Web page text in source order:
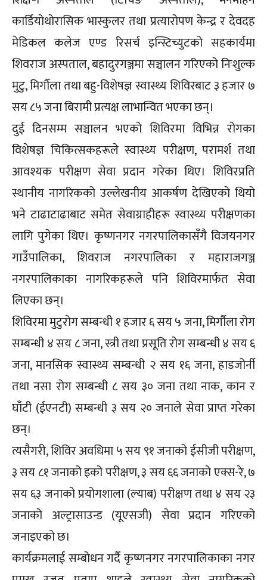
कार्डियोथोरासिक भास्कुलर तथा प्रत्यारोपण केन्द्र र देवदह
मेडिकल कलेज एण्ड रिसर्च इन्स्टिच्युटको सहकार्यमा
शिवराज अस्पताल, बहादुरगञ्जमा सञ्चालन गरिएको निःशुल्क
मुटु, मिर्गौला तथा बहु-विशेषज्ञ स्वास्थ्य शिविरबाट ३ हजार ७
सय ८५ जना बिरामी प्रत्यक्ष लाभान्वित भएका छन्।
दुई दिनसम्म सञ्चालन भएको शिविरमा विभिन्न रोगका
विशेषज्ञ चिकित्सकहरूले स्वास्थ्य परीक्षण, परामर्श तथा
आवश्यक परीक्षण सेवा प्रदान गरेका थिए। शिविरप्रति
स्थानीय नागरिकको उल्लेखनीय आकर्षण देखिएको थियो
भने टाढाटाढाबाट समेत सेवाग्राहीहरू स्वास्थ्य परीक्षणका
लागि पुगेका थिए। कृष्णनगर नगरपालिकासँगै विजयनगर
गाउँपालिका, शिवराज नगरपालिका र महाराजगञ्ज
नगरपालिकाका नागरिकहरूले पनि शिविरमार्फत सेवा
लिएका छन्।
शिविरमा मुटुरोग सम्बन्धी १ हजार ६ सय ५ जना, मिर्गौला रोग
सम्बन्धी ४ सय ८ जना, स्त्री तथा प्रसूति रोग सम्बन्धी ४ सय ६
जना, मानसिक स्वास्थ्य सम्बन्धी २ सय १६ जना, हाडजोर्नी
तथा नसा रोग सम्बन्धी ८ सय ३० जना तथा नाक, कान र
घाँटी (ईएनटी) सम्बन्धी ३ सय २० जनाले सेवा प्राप्त गरेका
छन्।
त्यसैगरी, शिविर अवधिमा ५ सय ९१ जनाको ईसीजी परीक्षण,
३ सय ८१ जनाको इको परीक्षण, ३ सय ६६ जनाको एक्स-रे, ७
सय ६३ जनाको प्रयोगशाला (ल्याब) परीक्षण तथा ४ सय २३
जनाको अल्ट्रासाउन्ड (यूएसजी) सेवा प्रदान गरिएको
जनाइएको छ।
कार्यक्रमलाई सम्बोधन गर्दै कृष्णनगर नगरपालिकाका नगर